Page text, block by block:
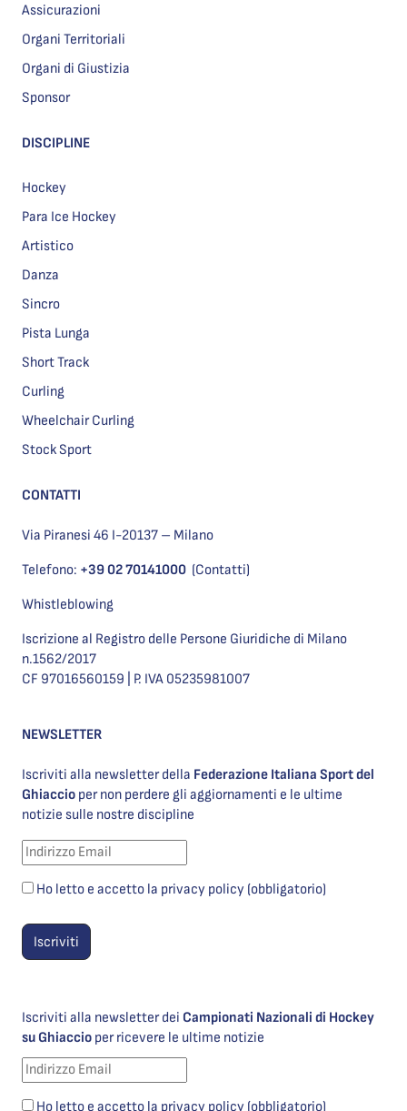
Assicurazioni
Organi Territoriali
Organi di Giustizia
Sponsor
DISCIPLINE
Hockey
Para Ice Hockey
Artistico
Danza
Sincro
Pista Lunga
Short Track
Curling
Wheelchair Curling
Stock Sport
CONTATTI
Via Piranesi 46 I-20137 – Milano
Telefono: +39 02 70141000 (Contatti)
Whistleblowing
Iscrizione al Registro delle Persone Giuridiche di Milano
n.1562/2017
CF 97016560159 | P. IVA 05235981007
NEWSLETTER
Iscriviti alla newsletter della Federazione Italiana Sport del
Ghiaccio per non perdere gli aggiornamenti e le ultime
notizie sulle nostre discipline
Ho letto e accetto la privacy policy (obbligatorio)
Iscriviti alla newsletter dei Campionati Nazionali di Hockey
su Ghiaccio per ricevere le ultime notizie
Ho letto e accetto la privacy policy (obbligatorio)